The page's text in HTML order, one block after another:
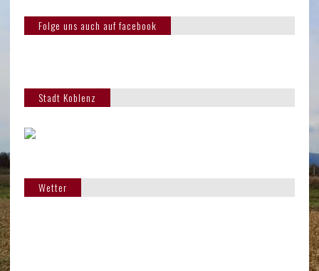
Folge uns auch auf facebook
Stadt Koblenz
Wetter